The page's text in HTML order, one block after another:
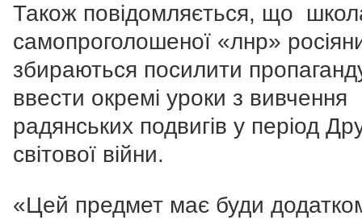
Також повідомляється, що
самопроголошеної «лнр»
збираються посилити
ввести окремі уроки з вивчення
радянських подвигів у період
світової війни.
«Цей предмет має буди